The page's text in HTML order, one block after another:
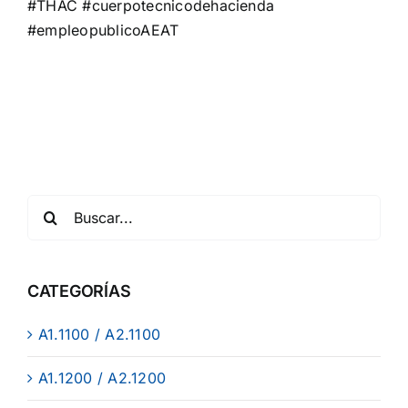
#THAC #cuerpotecnicodehacienda
#empleopublicoAEAT
CATEGORÍAS
A1.1100 / A2.1100
A1.1200 / A2.1200